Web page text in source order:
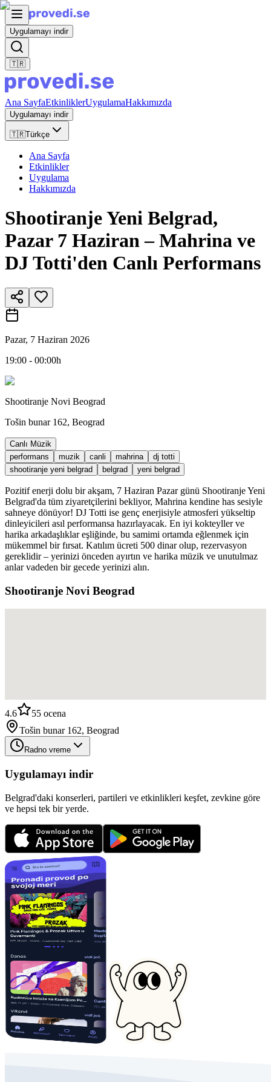
Uygulamayı indir
🇹🇷
Ana SayfaEtkinliklerUygulamaHakkımızda
Uygulamayı indir
🇹🇷Türkçe
Ana Sayfa
Etkinlikler
Uygulama
Hakkımızda
Shootiranje Yeni Belgrad,
Pazar 7 Haziran – Mahrina ve
DJ Totti'den Canlı Performans
Pazar, 7 Haziran 2026
19:00 - 00:00h
Shootiranje Novi Beograd
Tošin bunar 162, Beograd
Canlı Müzik
performans
muzik canli mahrina
dj totti
shootiranje yeni belgrad
belgrad yeni belgrad
Pozitif enerji dolu bir akşam, 7 Haziran Pazar günü Shootiranje Yeni
Belgrad'da tüm ziyaretçilerini bekliyor, Mahrina kendine has sesiyle
sahneye dönüyor! DJ Totti ise genç enerjisiyle atmosferi yükseltip
dinleyicileri asıl performansa hazırlayacak. En iyi kokteyller ve
harika arkadaşlıklar eşliğinde, bu samimi ortamda eğlenmek için
mükemmel bir fırsat. Katılım ücreti 500 dinar olup, rezervasyon
gereklidir – yerinizi önceden ayırtın ve harika müzik ve unutulmaz
anlar vadeden bir gecede yerinizi alın.
Shootiranje Novi Beograd
4.6 55 ocena
Tošin bunar 162, Beograd
Radno vreme
Uygulamayı indir
Belgrad'daki konserleri, partileri ve etkinlikleri keşfet, zevkine göre
ve hepsi tek bir yerde.